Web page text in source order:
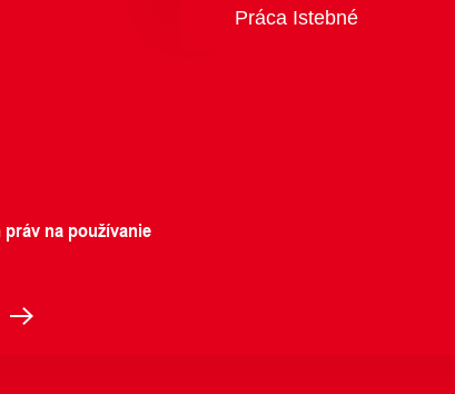
Práca Istebné
na používanie